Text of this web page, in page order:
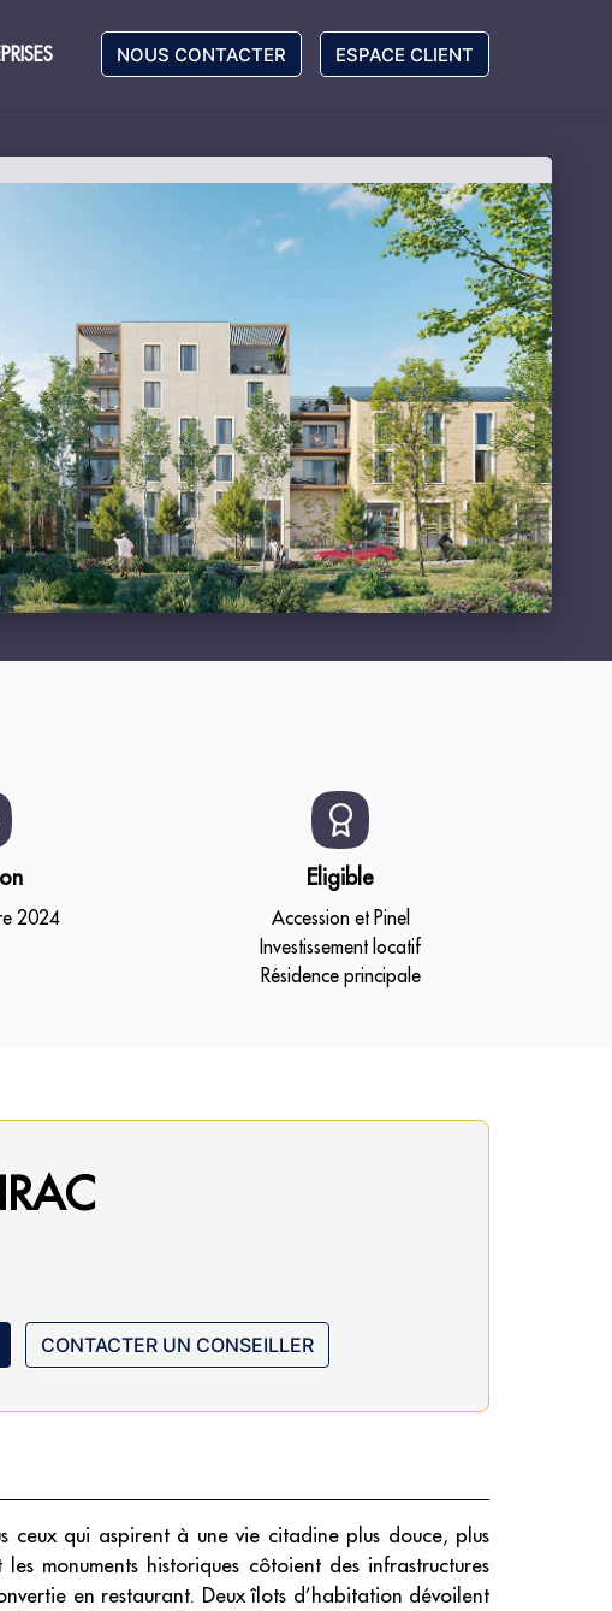
NOUS CONTACTER ESPACE CLIENT
2024
Eligible
Accession et Pinel
Investissement locatif
Résidence principale
CONTACTER UN CONSEILLER
ceux qui aspirent à une vie citadine plus douce, plus
monuments historiques côtoient des infrastructures
en restaurant. Deux îlots d’habitation dévoilent